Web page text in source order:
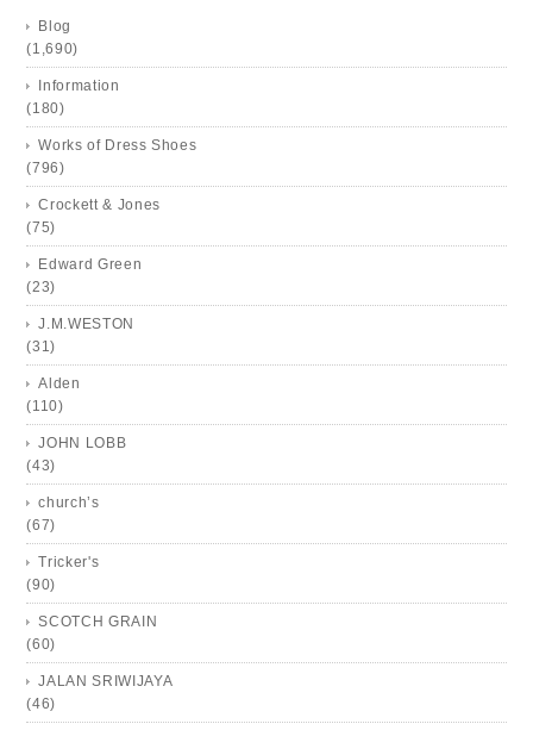
Blog
(1,690)
Information
(180)
Works of Dress Shoes
(796)
Crockett & Jones
(75)
Edward Green
(23)
J.M.WESTON
(31)
Alden
(110)
JOHN LOBB
(43)
church’s
(67)
Tricker's
(90)
SCOTCH GRAIN
(60)
JALAN SRIWIJAYA
(46)